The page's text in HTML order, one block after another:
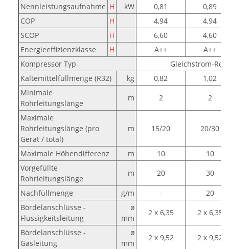
Nennleistungsaufnahme H kW 0,81
0,89
COP
H 4,94
4,94
SCOP
H 6,60
4,60
Energieeffizienzklasse
H A++
A++
Kompressor Typ
Gleichstrom-
Kältemittelfüllmenge (R32)
kg 0,82
1,02
Minimale
Rohrleitungslänge
m 2 2
Maximale
Rohrleitungslänge (pro
Gerät / total)
m 15/20 20/30
Maximale Höhendifferenz m 10
10
Vorgefüllte
Rohrleitungslänge
m 20 30
Nachfüllmenge g/m -
20
Bördelanschlüsse -
Flüssigkeitsleitung
ø
mm
2 x 6,35 2 x 6,35
Bördelanschlüsse -
Gasleitung
ø
mm
2 x 9,52 2 x 9,52